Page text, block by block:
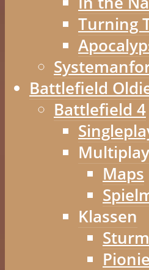
Turning
Battlefield
Battlefield 4
Maps
Klassen